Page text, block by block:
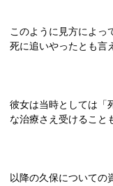
このように見方によっ
死に追いやったとも言
彼女は当時としては「
な治療さえ受けること
以降の久保についての